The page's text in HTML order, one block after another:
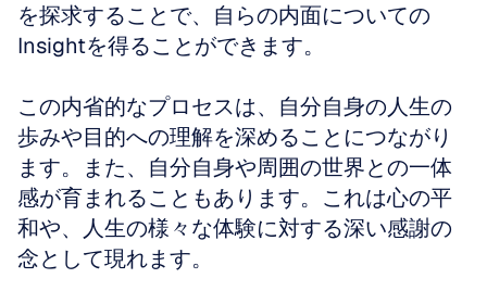
を探求することで、自らの内面についての
Insightを得ることができます。
この内省的なプロセスは、自分自身の人生の
歩みや目的への理解を深めることにつながり
ます。また、自分自身や周囲の世界との一体
感が育まれることもあります。これは心の平
和や、人生の様々な体験に対する深い感謝の
念として現れます。